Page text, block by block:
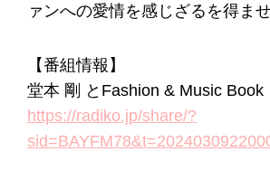
ァンへの愛情を感じざるを得ま
【番組情報】
堂本 剛 とFashion & Music Book
https://radiko.jp/share/?